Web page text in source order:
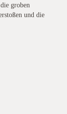
groben
und die